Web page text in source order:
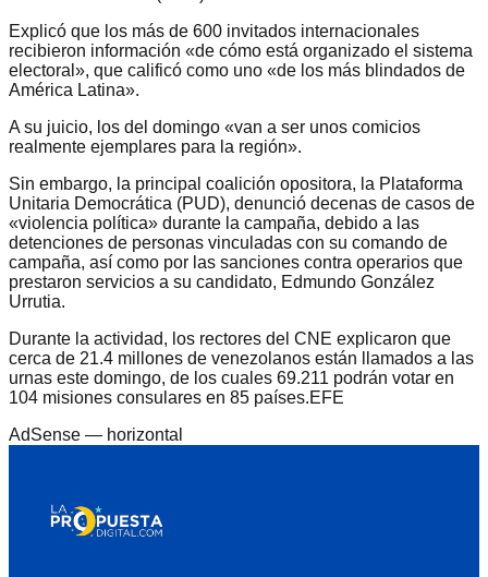
Explicó que los más de 600 invitados internacionales
recibieron información «de cómo está organizado el sistema
electoral», que calificó como uno «de los más blindados de
América Latina».
A su juicio, los del domingo «van a ser unos comicios
realmente ejemplares para la región».
Sin embargo, la principal coalición opositora, la Plataforma
Unitaria Democrática (PUD), denunció decenas de casos de
«violencia política» durante la campaña, debido a las
detenciones de personas vinculadas con su comando de
campaña, así como por las sanciones contra operarios que
prestaron servicios a su candidato, Edmundo González
Urrutia.
Durante la actividad, los rectores del CNE explicaron que
cerca de 21.4 millones de venezolanos están llamados a las
urnas este domingo, de los cuales 69.211 podrán votar en
104 misiones consulares en 85 países.EFE
AdSense — horizontal